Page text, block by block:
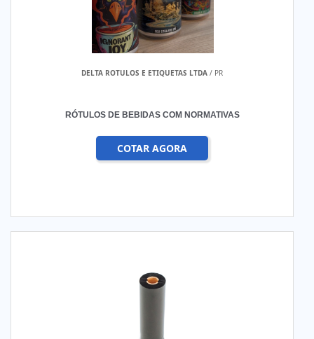
DELTA ROTULOS E ETIQUETAS LTDA / PR
RÓTULOS DE BEBIDAS COM NORMATIVAS
COTAR AGORA